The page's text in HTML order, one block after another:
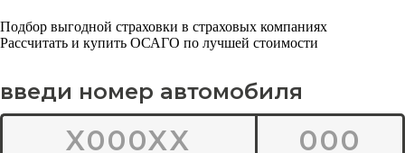
Подбор выгодной страховки в страховых компаниях
Рассчитать и купить ОСАГО по лучшей стоимости